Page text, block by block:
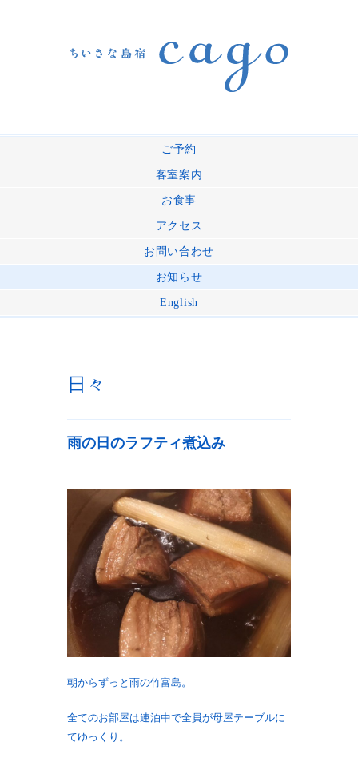
ご予約
客室案内
お食事
アクセス
お問い合わせ
お知らせ
English
日々
雨の日のラフティ煮込み
朝からずっと雨の竹富島。
全てのお部屋は連泊中で全員が母屋テーブルに
てゆっくり。